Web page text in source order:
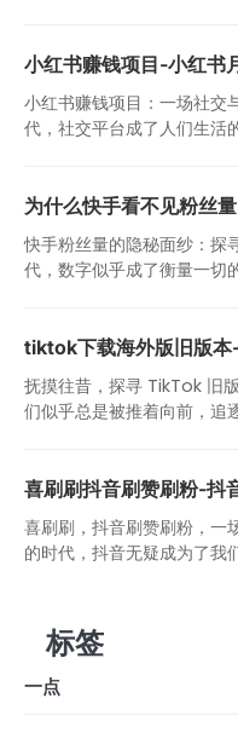
小红书赚钱项目-小红书
小红书赚钱项目：一场社交
代，社交平台成了人们生活
为什么快手看不见粉丝
快手粉丝量的隐秘面纱：探
代，数字似乎成了衡量一切
tiktok下载海外版旧版
抚摸往昔，探寻 TikTok 旧
们似乎总是被推着向前，追
喜刷刷抖音刷赞刷粉-抖
喜刷刷，抖音刷赞刷粉，一
的时代，抖音无疑成为了我
标签
一点